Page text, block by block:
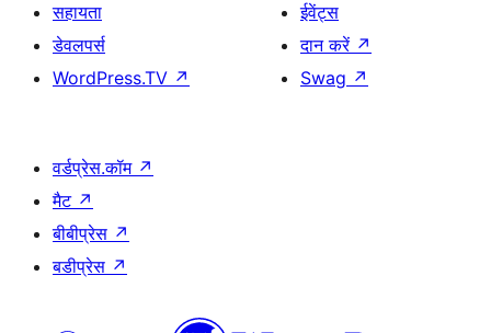
सहायता
डेवलपर्स
WordPress.TV ↗
ईवेंट्स
दान करें ↗
Swag ↗
वर्डप्रेस.कॉम ↗
मैट ↗
बीबीप्रेस ↗
बडीप्रेस ↗